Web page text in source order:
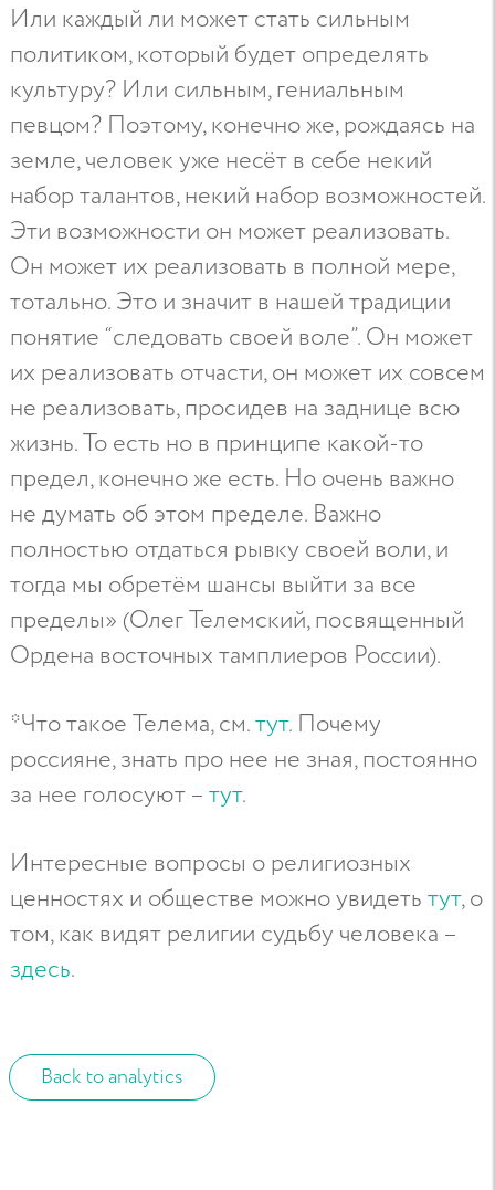
Или каждый ли может стать сильным
политиком, который будет определять
культуру? Или сильным, гениальным
певцом? Поэтому, конечно же, рождаясь на
земле, человек уже несёт в себе некий
набор талантов, некий набор возможностей.
Эти возможности он может реализовать.
Он может их реализовать в полной мере,
тотально. Это и значит в нашей традиции
понятие “следовать своей воле”. Он может
их реализовать отчасти, он может их совсем
не реализовать, просидев на заднице всю
жизнь. То есть но в принципе какой-то
предел, конечно же есть. Но очень важно
не думать об этом пределе. Важно
полностью отдаться рывку своей воли, и
тогда мы обретём шансы выйти за все
пределы» (Олег Телемский, посвященный
Ордена восточных тамплиеров России).
*Что такое Телема, см.тут. Почему
россияне, знать про нее не зная, постоянно
за нее голосуют –тут.
Интересные вопросы о религиозных
ценностях и обществе можно увидетьтут, о
том, как видят религии судьбу человека –
здесь.
Back to analytics